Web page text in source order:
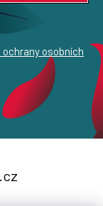
osobních